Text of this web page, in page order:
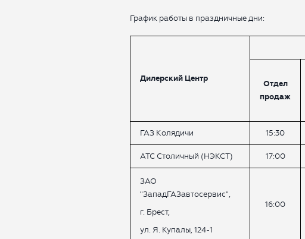
График работы в праздничные дни:
Дилерский Центр
Отдел
продаж
ГАЗ Колядичи 15:30
АТС Столичный (НЭКСТ) 17:00
ЗАО
"ЗападГАЗавтосервис",
г. Брест,
ул. Я. Купалы, 124-1
16:00